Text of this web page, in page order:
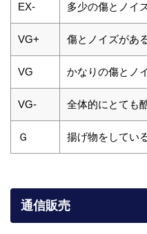
EX- 多少の傷とノイ
VG+ 傷とノイズがあ
VG かなりの傷とノ
VG- 全体的にとても
Ｇ 揚げ物をしてい
通信販売